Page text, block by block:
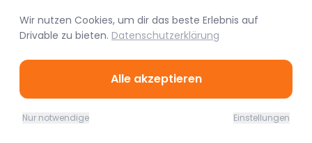
Vermieter werden
FAQ
Instagram
Rechtliches
Wir nutzen Cookies, um dir das beste Erlebnis auf
Drivable zu bieten. Datenschutzerklärung
Alle akzeptieren
Nur notwendige Einstellungen